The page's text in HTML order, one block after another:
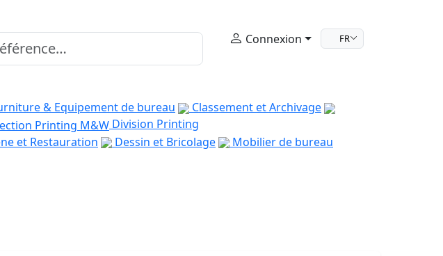
Connexion FR
& Equipement de bureau
Classement et Archivage
Division Printing
et Restauration Dessin et Bricolage
Mobilier de bureau